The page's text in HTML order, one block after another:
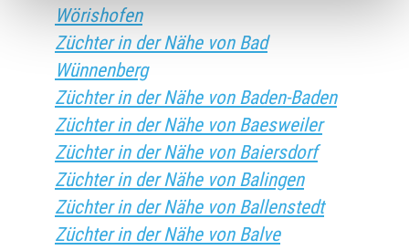
Wörishofen
Züchter in der Nähe von Bad
Wünnenberg
Züchter in der Nähe von Baden-Baden
Züchter in der Nähe von Baesweiler
Züchter in der Nähe von Baiersdorf
Züchter in der Nähe von Balingen
Züchter in der Nähe von Ballenstedt
Züchter in der Nähe von Balve